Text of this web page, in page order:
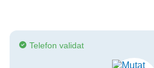
Telefon validat